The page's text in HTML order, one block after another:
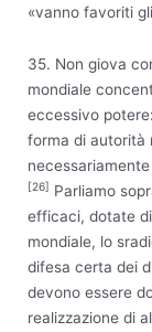
«vanno favoriti
35. Non giova
mondiale
eccessivo
forma di autorità
[26] Parliamo
efficaci, dotate
mondiale, lo
difesa certa dei
devono essere
realizzazione di